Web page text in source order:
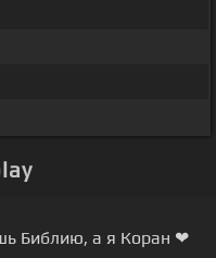
Библию, а я Коран ❤